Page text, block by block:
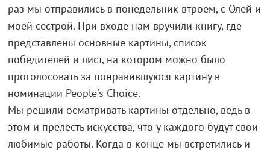
раз мы отправились в понедельник втроем, с Олей и
моей сестрой. При входе нам вручили книгу, где
представлены основные картины, список
победителей и лист, на котором можно было
проголосовать за понравившуюся картину в
номинации People's Choice.
Мы решили осматривать картины отдельно, ведь в
этом и прелесть искусства, что у каждого будут свои
любимые работы. Когда в конце мы встретились и